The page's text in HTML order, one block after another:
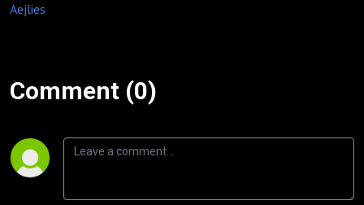
Aejlies
Comment (0)